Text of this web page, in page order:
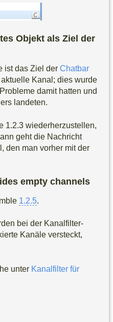
Objekt als Ziel der
ist das Ziel der Chatbar
Kanal; dies wurde
damit hatten und
landeten.
1.2.3 wiederherzustellen,
geht die Nachricht
den man vorher mit der
empty channels
1.2.5.
bei der Kanalfilter-
Kanäle versteckt,
unter Kanalfilter für